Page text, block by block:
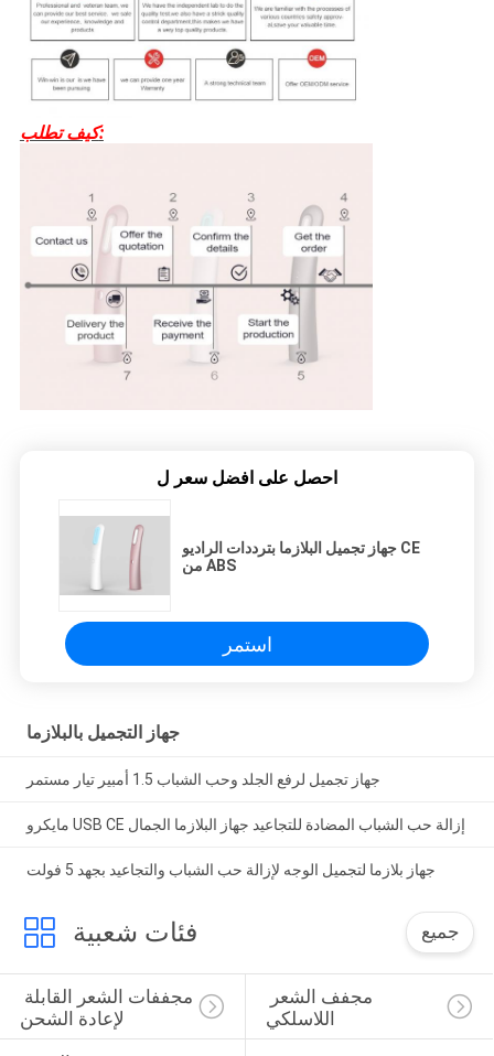
كيف تطلب:
احصل على افضل سعر ل
جهاز تجميل البلازما بترددات الراديو CE
من ABS
استمر
جهاز التجميل بالبلازما
جهاز تجميل لرفع الجلد وحب الشباب 1.5 أمبير تيار مستمر
مايكرو USB CE إزالة حب الشباب المضادة للتجاعيد جهاز البلازما الجمال
جهاز بلازما لتجميل الوجه لإزالة حب الشباب والتجاعيد بجهد 5 فولت
فئات شعبية جميع
مجففات الشعر القابلة
لإعادة الشحن
مجفف الشعر
اللاسلكي